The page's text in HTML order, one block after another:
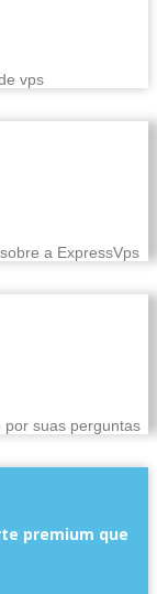
vps
a ExpressVps
por suas perguntas
premium que